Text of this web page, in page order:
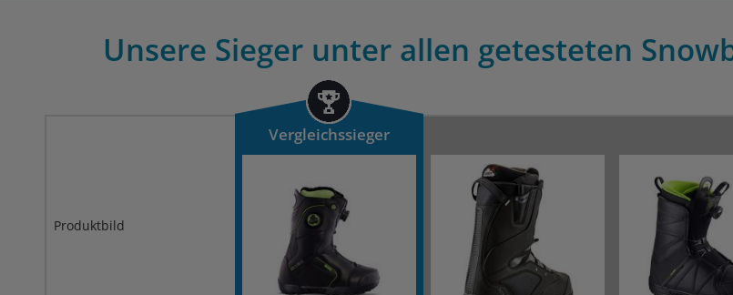
Unsere Sieger unter allen getesteten
Produktbild
Vergleichssieger